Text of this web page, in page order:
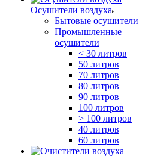
Осушители воздуха
Бытовые осушители
Промышленные
осушители
< 30 литров
50 литров
70 литров
80 литров
90 литров
100 литров
> 100 литров
40 литров
60 литров